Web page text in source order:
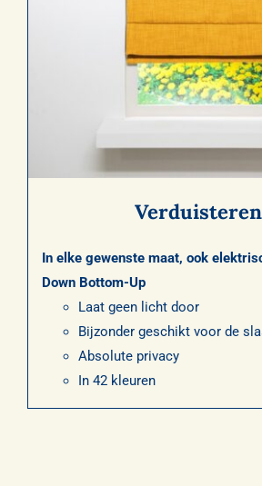
In elke gewenste maat, ook
Down Bottom-Up
Laat geen licht door
Bijzonder geschikt voor de
Absolute privacy
In 42 kleuren